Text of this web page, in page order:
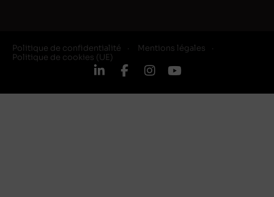
Politique de confidentialité
Mentions légales
Politique de cookies (UE)